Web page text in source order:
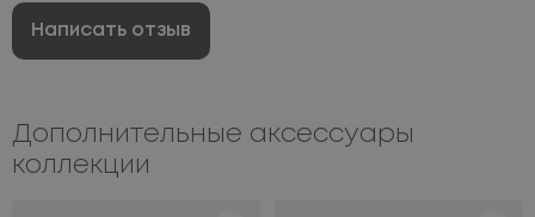
Написать отзыв
Дополнительные аксессуары
коллекции